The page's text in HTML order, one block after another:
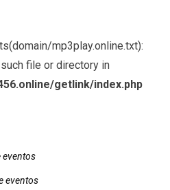
mp3play.online.txt):
file or directory in
getlink/index.php
eventos
eventos